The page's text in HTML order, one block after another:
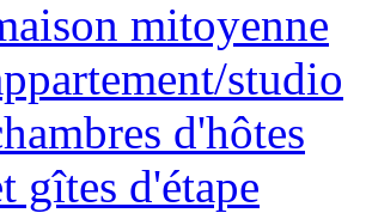
mitoyenne
studio
d'hôtes
gîtes d'étape